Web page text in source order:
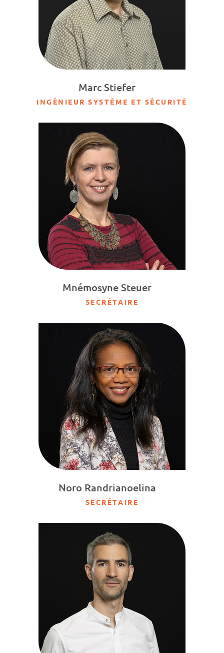
Marc Stiefer
INGÉNIEUR SYSTÈME ET SÉCURITÉ
Mnémosyne Steuer
SECRÉTAIRE
Noro Randrianoelina
SECRÉTAIRE